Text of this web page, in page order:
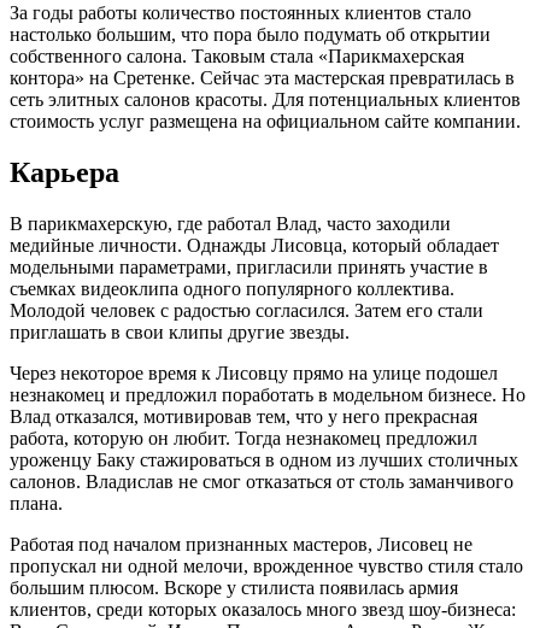
За годы работы количество постоянных клиентов стало
настолько большим, что пора было подумать об открытии
собственного салона. Таковым стала «Парикмахерская
контора» на Сретенке. Сейчас эта мастерская превратилась в
сеть элитных салонов красоты. Для потенциальных клиентов
стоимость услуг размещена на официальном сайте компании.
Карьера
В парикмахерскую, где работал Влад, часто заходили
медийные личности. Однажды Лисовца, который обладает
модельными параметрами, пригласили принять участие в
съемках видеоклипа одного популярного коллектива.
Молодой человек с радостью согласился. Затем его стали
приглашать в свои клипы другие звезды.
Через некоторое время к Лисовцу прямо на улице подошел
незнакомец и предложил поработать в модельном бизнесе. Но
Влад отказался, мотивировав тем, что у него прекрасная
работа, которую он любит. Тогда незнакомец предложил
уроженцу Баку стажироваться в одном из лучших столичных
салонов. Владислав не смог отказаться от столь заманчивого
плана.
Работая под началом признанных мастеров, Лисовец не
пропускал ни одной мелочи, врожденное чувство стиля стало
большим плюсом. Вскоре у стилиста появилась армия
клиентов, среди которых оказалось много звезд шоу-бизнеса: